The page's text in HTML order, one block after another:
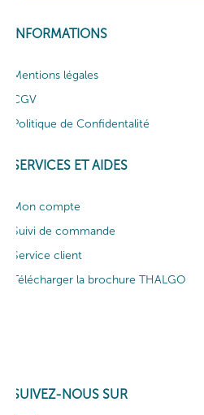
INFORMATIONS
Mentions légales
CGV
Politique de Confidentalité
SERVICES ET AIDES
Mon compte
Suivi de commande
Service client
Télécharger la brochure THALGO
SUIVEZ-NOUS SUR